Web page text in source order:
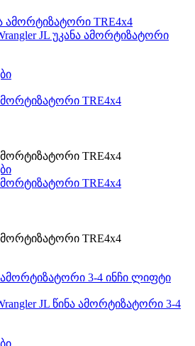
ამორტიზატორი TRE4x4
ამორტიზატორი TRE4x4
ამორტიზატორი TRE4x4
ამორტიზატორი TRE4x4